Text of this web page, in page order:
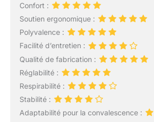
Confort :
Soutien ergonomique :
Polyvalence :
Facilité d’entretien :
Qualité de fabrication :
Réglabilité :
Respirabilité :
Stabilité :
Adaptabilité pour la convalescence :